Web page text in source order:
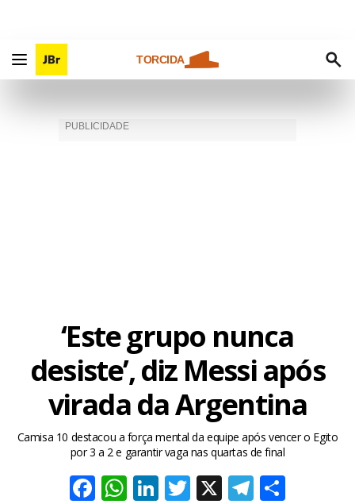
TORCIDA
‘Este grupo nunca
desiste’, diz Messi após
virada da Argentina
Camisa 10 destacou a força mental da equipe após vencer o Egito
por 3 a 2 e garantir vaga nas quartas de final
Facebook
WhatsApp
LinkedIn
Twitter
X